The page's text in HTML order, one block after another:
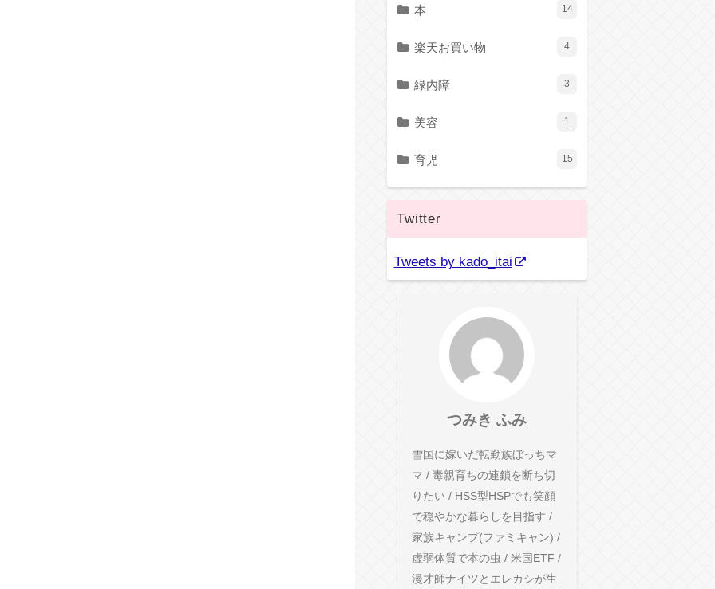
本 14
楽天お買い物 4
緑内障 3
美容 1
育児 15
Twitter
Tweets by kado_itai
つみき ふみ
雪国に嫁いだ転勤族ぼっちマ
マ / 毒親育ちの連鎖を断ち切
りたい / HSS型HSPでも笑顔
で穏やかな暮らしを目指す /
家族キャンプ(ファミキャン) /
虚弱体質で本の虫 / 米国ETF /
漫才師ナイツとエレカシが生